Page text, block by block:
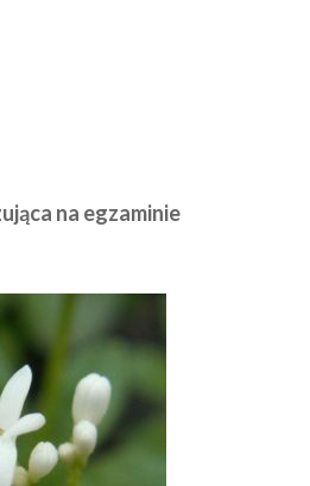
na egzaminie